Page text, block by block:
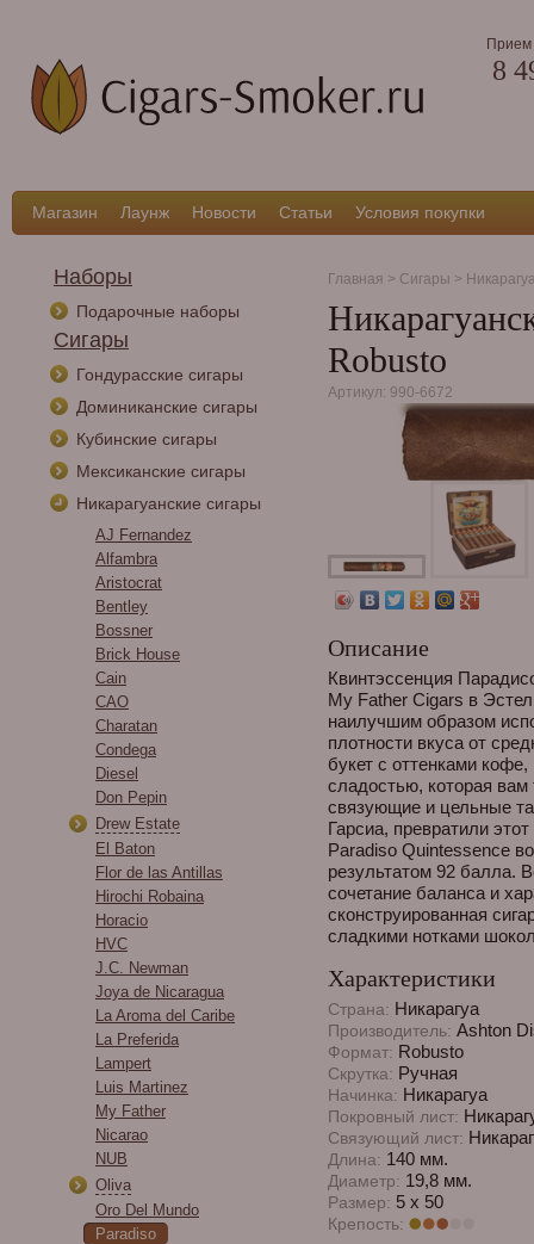
Прием
8
Магазин Лаунж Новости Статьи Условия покупки
Наборы
Подарочные наборы
Сигары
Гондурасские сигары
Доминиканские сигары
Кубинские сигары
Мексиканские сигары
Никарагуанские сигары
AJ Fernandez
Alfambra
Aristocrat
Bentley
Bossner
Brick House
Cain
CAO
Charatan
Condega
Diesel
Don Pepin
Drew Estate
El Baton
Flor de las Antillas
Hirochi Robaina
Horacio
HVC
J.C. Newman
Joya de Nicaragua
La Aroma del Caribe
La Preferida
Lampert
Luis Martinez
My Father
Nicarao
NUB
Oliva
Oro Del Mundo
Paradiso
Главная > Сигары >
Robusto
Артикул: 990-6672
Описание
Квинтэссенция
My Father Cigars в
наилучшим образом
плотности вкуса от
букет с оттенками
сладостью, которая вам
связующие и цельные
Гарсиа, превратили
Paradiso Quintessence
результатом 92 балла.
сочетание баланса и
сконструированная
сладкими нотками
Характеристики
Страна: Никарагуа
Производитель: Ashton
Формат: Robusto
Скрутка: Ручная
Начинка: Никарагуа
Покровный лист:
Связующий лист:
Длина: 140 мм.
Диаметр: 19,8 мм.
Размер: 5 x 50
Крепость: